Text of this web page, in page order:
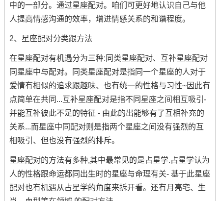
中的一部分。通过星座配对。咱们可更好地认识自己与他
人提高情感沟通的效率，增进情感关系的和谐程度。
2、星座配对分类跟方法
在星座配对有机遇分为三种:同类星座配对、互补星座配对
同星座中与配对。同类星座配对是指同一个星座的人对于
爱情有相似的追求跟趣味、也有统一的性格与习性~因此有
点简单在共同...互补星座配对是指不同星座之间相互吸引-
并能互补彼此不足的特征 - 由此的出能够有了互相补充的
关系...而星座中同配对则是指两个星座之间没有强烈的互
相吸引、但也没有强烈的排斥。
星座配对的方法有多种,其中最常见的是占星学.占星学认为
人的性格跟命运都同出生时的星座与命理有关- 基于此星座
配对也有机遇从占星学的角度来拆开看。还有月亮宅、生